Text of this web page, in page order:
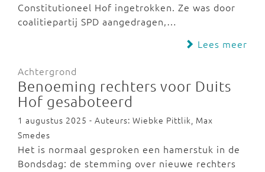
Constitutioneel Hof ingetrokken. Ze was door
coalitiepartij SPD aangedragen,…
Lees meer
Achtergrond
Benoeming rechters voor Duits
Hof gesaboteerd
1 augustus 2025 - Auteurs: Wiebke Pittlik, Max
Smedes
Het is normaal gesproken een hamerstuk in de
Bondsdag: de stemming over nieuwe rechters